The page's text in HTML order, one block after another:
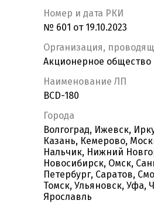
Номер и дата РКИ
№ 601 от 19.10.2023
Организация,
Акционерное
Наименование ЛП
BCD-180
Города
Волгоград, Ижевск,
Казань, Кемерово,
Нальчик, Нижний
Новосибирск, Омск,
Петербург, Саратов,
Томск, Ульяновск, Уфа,
Ярославль